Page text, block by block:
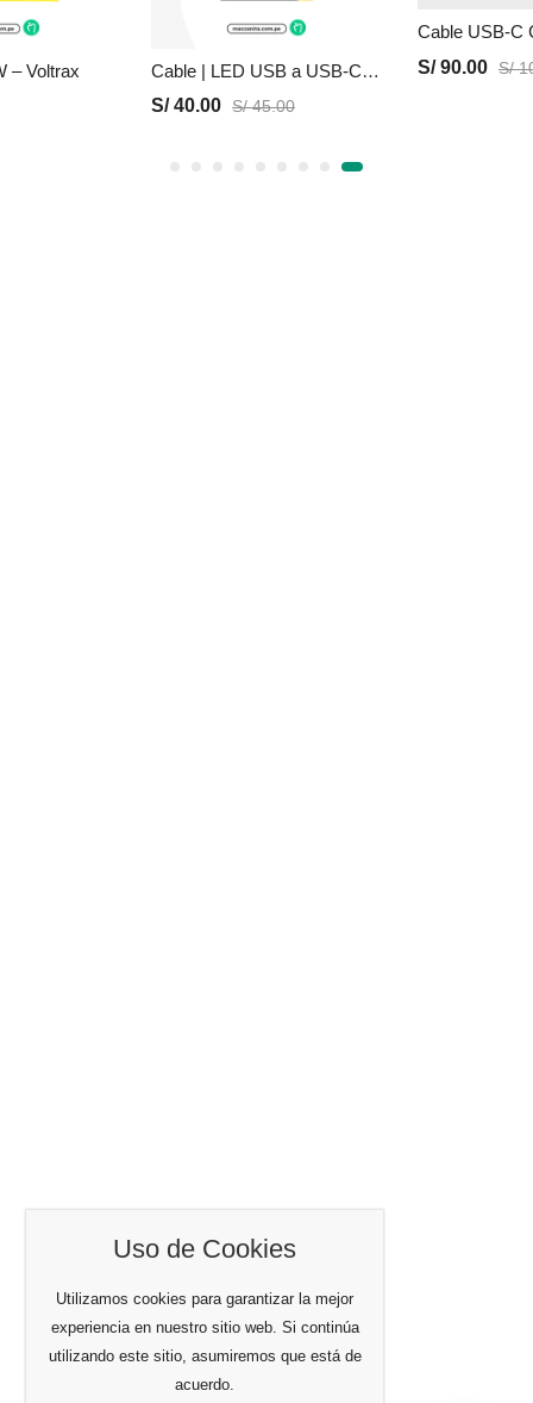
– Voltrax
Cable | LED USB a USB-C 18W – Voltrax
S/40.00 S/45.00
S/90.00 S/
Uso de Cookies
Utilizamos cookies para garantizar la mejor
experiencia en nuestro sitio web. Si continúa
utilizando este sitio, asumiremos que está de
acuerdo.